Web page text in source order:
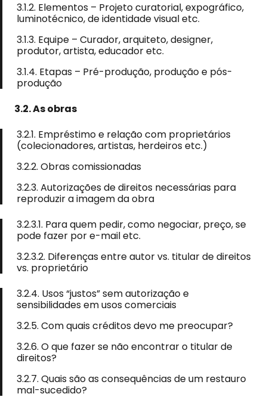
3.1.2. Elementos – Projeto curatorial, expográfico,
luminotécnico, de identidade visual etc.
3.1.3. Equipe – Curador, arquiteto, designer,
produtor, artista, educador etc.
3.1.4. Etapas – Pré-produção, produção e pós-
produção
3.2. As obras
3.2.1. Empréstimo e relação com proprietários
(colecionadores, artistas, herdeiros etc.)
3.2.2. Obras comissionadas
3.2.3. Autorizações de direitos necessárias para
reproduzir a imagem da obra
3.2.3.1. Para quem pedir, como negociar, preço, se
pode fazer por e-mail etc.
3.2.3.2. Diferenças entre autor vs. titular de direitos
vs. proprietário
3.2.4. Usos “justos” sem autorização e
sensibilidades em usos comerciais
3.2.5. Com quais créditos devo me preocupar?
3.2.6. O que fazer se não encontrar o titular de
direitos?
3.2.7. Quais são as consequências de um restauro
mal-sucedido?